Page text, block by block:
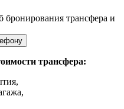
бронирования трансфера и
трансфера: